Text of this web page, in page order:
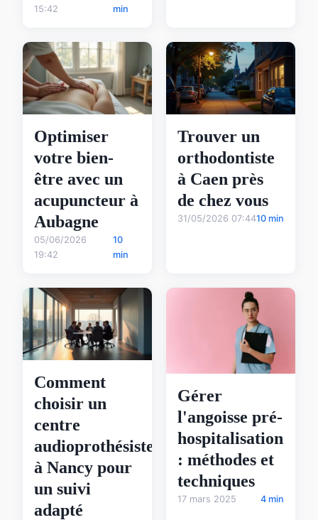
15:42
min
Optimiser
votre bien-
être avec un
acupuncteur à
Aubagne
05/06/2026
19:42
10
min
Trouver un
orthodontiste
à Caen près
de chez vous
31/05/2026 07:4410 min
Comment
choisir un
centre
audioprothésiste
à Nancy pour
un suivi
adapté
Gérer
l'angoisse pré-
hospitalisation
: méthodes et
techniques
17 mars 2025 4 min